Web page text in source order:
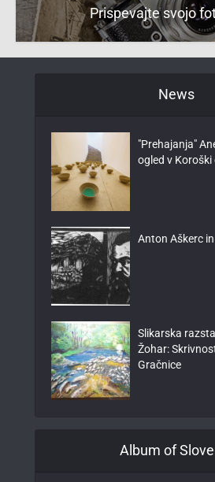
Prispevajte svojo
News
"Prehajanja"
ogled v
Anton Aškerc
Slikarska
Žohar:
Gračnice
Album of